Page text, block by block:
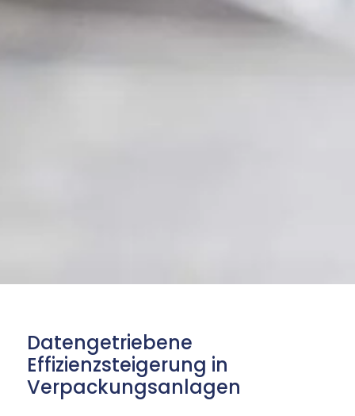
Datengetriebene
Effizienzsteigerung in
Verpackungsanlagen